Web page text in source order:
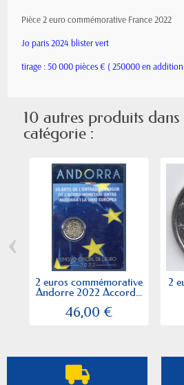
Pièce 2 euro commémorative France 2022
Jo paris 2024 blister vert
tirage : 50 000 pièces € ( 250000 en
10 autres produits
catégorie :
2 euros commémorative
Andorre 2022 Accord...
46,00 €
2
‹